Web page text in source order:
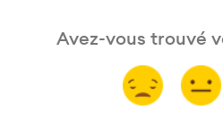
Avez-vous trouvé